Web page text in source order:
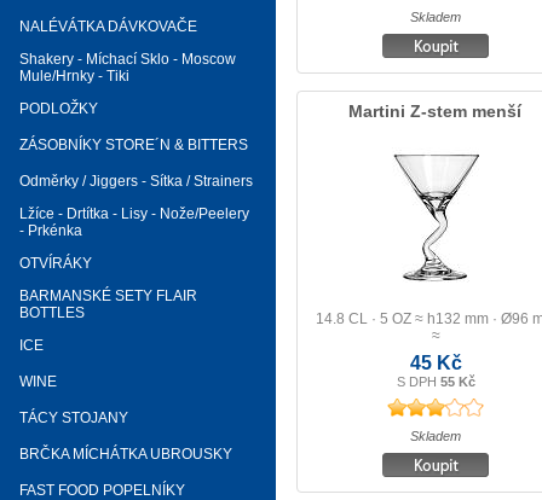
NALÉVÁTKA DÁVKOVAČE
Shakery - Míchací Sklo - Moscow
Mule/Hrnky - Tiki
PODLOŽKY
ZÁSOBNÍKY STORE´N & BITTERS
Odměrky / Jiggers - Sítka / Strainers
Lžíce - Drtítka - Lisy - Nože/Peelery
- Prkénka
OTVÍRÁKY
BARMANSKÉ SETY FLAIR
BOTTLES
ICE
WINE
TÁCY STOJANY
BRČKA MÍCHÁTKA UBROUSKY
FAST FOOD POPELNÍKY
Skladem
Martini Z-stem menší
14.8 CL · 5 OZ ≈ h132 mm · Ø96
≈
45 Kč
S DPH 55 Kč
Skladem